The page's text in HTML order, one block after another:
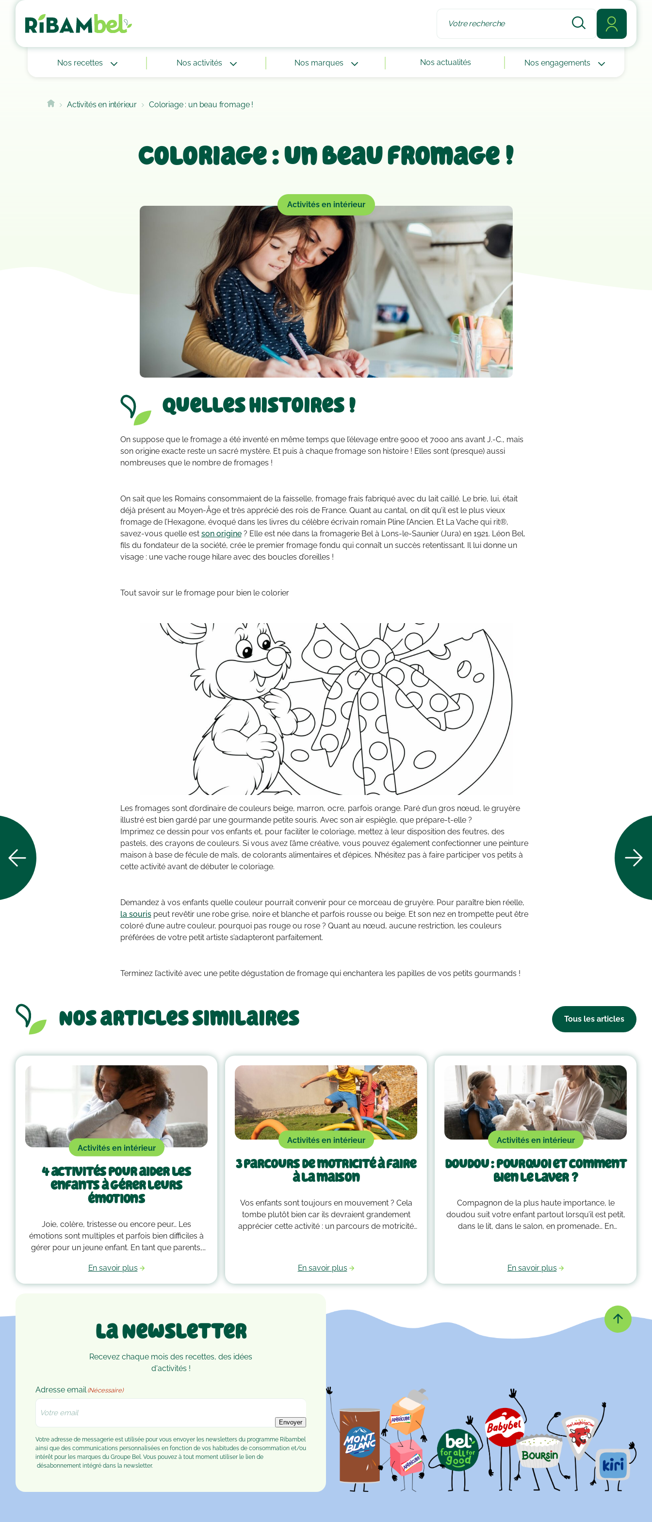
Nos recettes Nos activités Nos marques Nos actualités Nos engagements
Activités en intérieur Coloriage : un beau fromage !
Coloriage : un beau fromage !
Activités en intérieur
Quelles histoires !
On suppose que le fromage a été inventé en même temps que l’élevage entre 9000 et 7000 ans avant J.-C., mais
son origine exacte reste un sacré mystère. Et puis à chaque fromage son histoire ! Elles sont (presque) aussi
nombreuses que le nombre de fromages !
On sait que les Romains consommaient de la faisselle, fromage frais fabriqué avec du lait caillé. Le brie, lui, était
déjà présent au Moyen-Âge et très apprécié des rois de France. Quant au cantal, on dit qu’il est le plus vieux
fromage de l’Hexagone, évoqué dans les livres du célèbre écrivain romain Pline l’Ancien. Et La Vache qui rit®,
savez-vous quelle est son origine? Elle est née dans la fromagerie Bel à Lons-le-Saunier (Jura) en 1921. Léon Bel,
fils du fondateur de la société, crée le premier fromage fondu qui connaît un succès retentissant. Il lui donne un
visage : une vache rouge hilare avec des boucles d’oreilles !
Tout savoir sur le fromage pour bien le colorier
Les fromages sont d’ordinaire de couleurs beige, marron, ocre, parfois orange. Paré d’un gros nœud, le gruyère
illustré est bien gardé par une gourmande petite souris. Avec son air espiègle, que prépare-t-elle ?
Imprimez ce dessin pour vos enfants et, pour faciliter le coloriage, mettez à leur disposition des feutres, des
pastels, des crayons de couleurs. Si vous avez l’âme créative, vous pouvez également confectionner une peinture
maison à base de fécule de maïs, de colorants alimentaires et d’épices. N’hésitez pas à faire participer vos petits à
cette activité avant de débuter le coloriage.
Demandez à vos enfants quelle couleur pourrait convenir pour ce morceau de gruyère. Pour paraître bien réelle,
la sourispeut revêtir une robe grise, noire et blanche et parfois rousse ou beige. Et son nez en trompette peut être
coloré d’une autre couleur, pourquoi pas rouge ou rose ? Quant au nœud, aucune restriction, les couleurs
préférées de votre petit artiste s’adapteront parfaitement.
Terminez l’activité avec une petite dégustation de fromage qui enchantera les papilles de vos petits gourmands !
Nos articles similaires Tous les articles
Activités en intérieur
4 activités pour aider les
enfants à gérer leurs
émotions
Joie, colère, tristesse ou encore peur… Les
émotions sont multiples et parfois bien difficiles à
gérer pour un jeune enfant. En tant que parents,
et avoir parfois plus d’un tour dans votre sac pour
les accompagner. Voici quelques outils qui
En savoir plus
Activités en intérieur
3 parcours de motricité à faire
à la maison
Vos enfants sont toujours en mouvement ? Cela
tombe plutôt bien car ils devraient grandement
apprécier cette activité : un parcours de motricité
En savoir plus
Activités en intérieur
Doudou : pourquoi et comment
bien le laver ?
Compagnon de la plus haute importance, le
doudou suit votre enfant partout lorsqu’il est petit,
dans le lit, dans le salon, en promenade… En
d’autres microbes, il est peut-être temps de le
passer à la machine. Mais comment laver un
En savoir plus
La Newsletter
Recevez chaque mois des recettes, des idées
d'activités !
Adresse email (Nécessaire)
Envoyer
Votre adresse de messagerie est utilisée pour vous envoyer les newsletters du programme Ribambel
ainsi que des communications personnalisées en fonction de vos habitudes de consommation et/ou
intérêt pour les marques du Groupe Bel. Vous pouvez à tout moment utiliser le lien de
désabonnement intégré dans la newsletter.
Cookies management panel